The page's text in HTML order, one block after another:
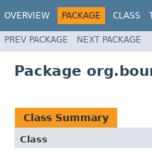
OVERVIEW PACKAGE CLASS
PREV PACKAGE NEXT PACKAGE
Package
Class Summary
Class